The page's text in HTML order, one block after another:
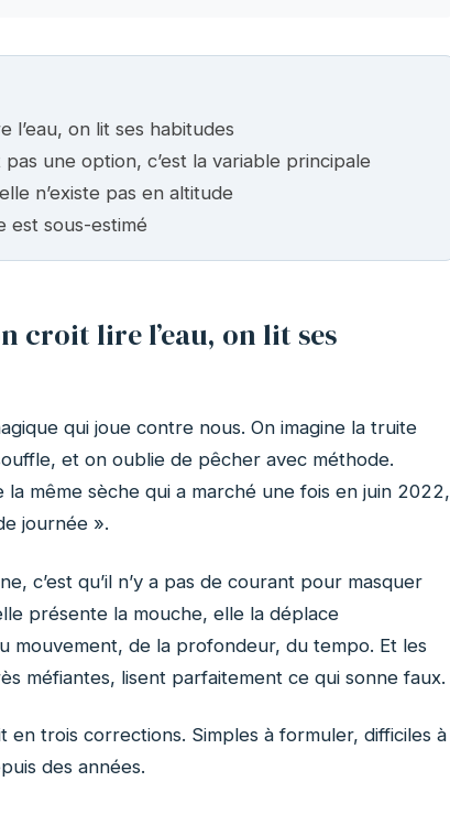
l’eau, on lit ses habitudes
une option, c’est la variable principale
n’existe pas en altitude
est sous-estimé
croit lire l’eau, on lit ses
qui joue contre nous. On imagine la truite
et on oublie de pêcher avec méthode.
même sèche qui a marché une fois en juin 2022,
journée ».
c’est qu’il n’y a pas de courant pour masquer
présente la mouche, elle la déplace
mouvement, de la profondeur, du tempo. Et les
méfiantes, lisent parfaitement ce qui sonne faux.
en trois corrections. Simples à formuler, difficiles à
des années.